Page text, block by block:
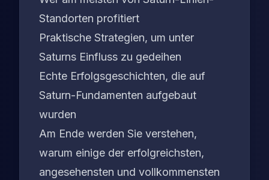
Standorten profitiert
Praktische Strategien, um unter
Saturns Einfluss zu gedeihen
Echte Erfolgsgeschichten, die auf
Saturn-Fundamenten aufgebaut
wurden
Am Ende werden Sie verstehen,
warum einige der erfolgreichsten,
angesehensten und vollkommensten